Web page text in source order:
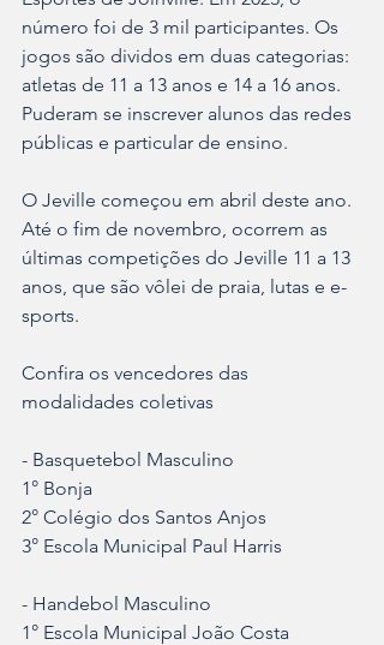
número foi de 3 mil participantes. Os
jogos são dividos em duas categorias:
atletas de 11 a 13 anos e 14 a 16 anos.
Puderam se inscrever alunos das redes
públicas e particular de ensino.
O Jeville começou em abril deste ano.
Até o fim de novembro, ocorrem as
últimas competições do Jeville 11 a 13
anos, que são vôlei de praia, lutas e e-
sports.
Confira os vencedores das
modalidades coletivas
- Basquetebol Masculino
1° Bonja
2° Colégio dos Santos Anjos
3° Escola Municipal Paul Harris
- Handebol Masculino
1° Escola Municipal João Costa